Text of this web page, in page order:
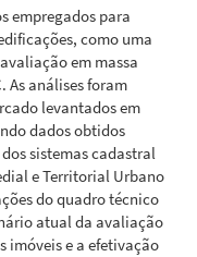
empregados para
como uma
em massa
As análises foram
levantados em
dados obtidos
sistemas cadastral
e Territorial Urbano
do quadro técnico
atual da avaliação
imóveis e a efetivação